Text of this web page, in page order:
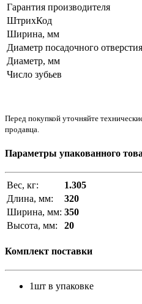
Гарантия производителя
ШтрихКод
Ширина, мм
Диаметр посадочного
Диаметр, мм
Число зубьев
Перед покупкой уточняйте
продавца.
Параметры упакованного
Вес, кг:
1.305
Длина, мм:
320
Ширина, мм: 350
Высота, мм:
20
Комплект поставки
1шт в упаковке